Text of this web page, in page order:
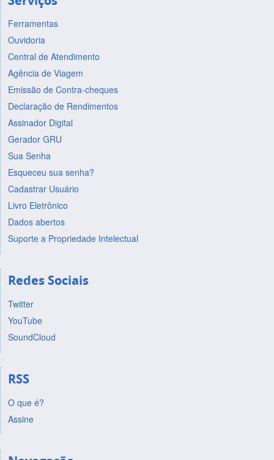
Ferramentas
Ouvidoria
Central de Atendimento
Agência de Viagem
Emissão de Contra-cheques
Declaração de Rendimentos
Assinador Digital
Gerador GRU
Sua Senha
Esqueceu sua senha?
Cadastrar Usuário
Livro Eletrônico
Dados abertos
Suporte a Propriedade Intelectual
Redes Sociais
Twitter
YouTube
SoundCloud
RSS
O que é?
Assine